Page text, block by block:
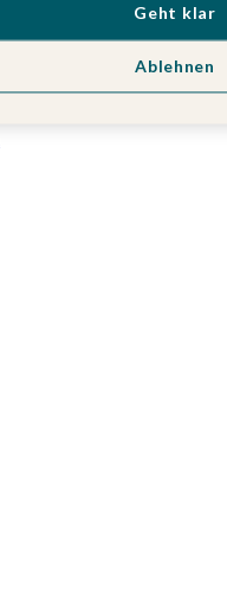
Ablehnen
Geht klar